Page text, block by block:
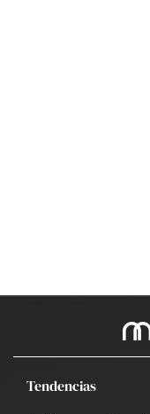
Tendencias